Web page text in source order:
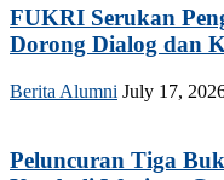
FUKRI Serukan
Dorong Dialog dan
Berita Alumni July 17,
Peluncuran Tiga